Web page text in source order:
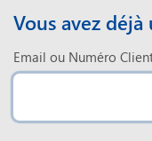
Vous avez
Email ou Numéro